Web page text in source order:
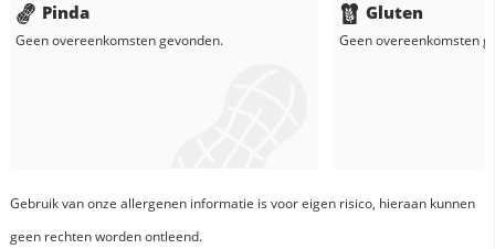
Pinda
Geen overeenkomsten gevonden.
Gluten
Geen overeenkomsten
Gebruik van onze allergenen informatie is voor eigen risico, hieraan kunnen
geen rechten worden ontleend.